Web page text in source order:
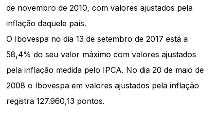
de novembro de 2010, com valores ajustados pela
inflação daquele país.
O Ibovespa no dia 13 de setembro de 2017 está a
58,4% do seu valor máximo com valores ajustados
pela inflação medida pelo IPCA. No dia 20 de maio de
2008 o Ibovespa em valores ajustados pela inflação
registra 127.960,13 pontos.